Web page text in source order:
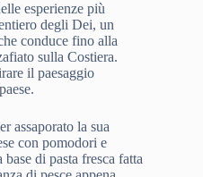
esperienze più
degli Dei, un
conduce fino alla
sulla Costiera.
il paesaggio
assaporato la sua
con pomodori e
di pasta fresca fatta